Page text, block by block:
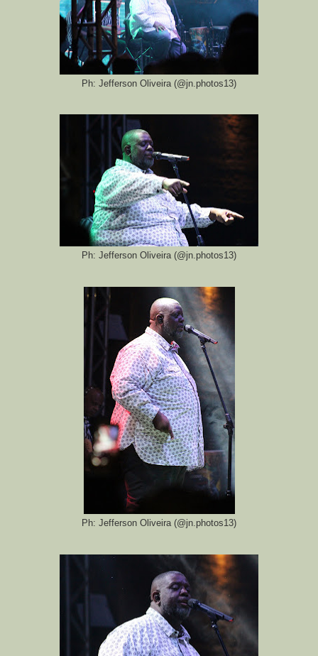
Ph: Jefferson Oliveira (@jn.photos13)
Ph: Jefferson Oliveira (@jn.photos13)
Ph: Jefferson Oliveira (@jn.photos13)